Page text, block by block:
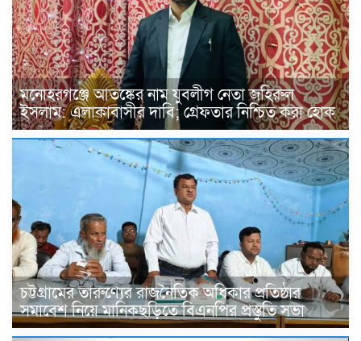
মনোহরগঞ্জে আতঙ্কের নাম যুবলীগ নেতা জহিরুল
ইসলাম: এলাকাবাসীর দাবি; গ্রেফতার নিশ্চিত করা হোক
চট্টগ্রামের তারুণ্যের রাজনৈতিক অধিকার প্রতিষ্ঠার
সমাবেশ নিয়ে মানিকছড়িতে বিএনপির প্রস্তুতি সভা